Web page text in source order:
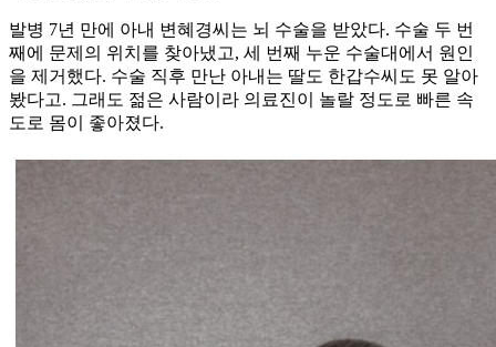
발병 7년 만에 아내 변혜경씨는 뇌 수술을 받았다. 수술 두 번
째에 문제의 위치를 찾아냈고, 세 번째 누운 수술대에서 원인
을 제거했다. 수술 직후 만난 아내는 딸도 한갑수씨도 못 알아
봤다고. 그래도 젊은 사람이라 의료진이 놀랄 정도로 빠른 속
도로 몸이 좋아졌다.